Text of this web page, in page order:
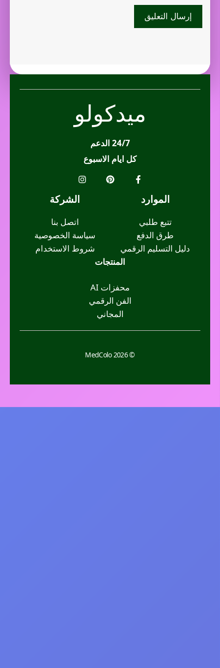
ميدكولو
24/7 الدعم
كل ايام الاسبوع
الموارد
تتبع طلبي
طرق الدفع
دليل التسليم الرقمي
الشركة
اتصل بنا
سياسة الخصوصية
شروط الاستخدام
المنتجات
محفزات AI
الفن الرقمي
المجاني